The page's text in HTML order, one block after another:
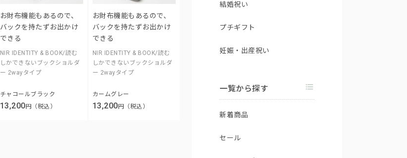
お財布機能もあるので、
バックを持たずお出かけ
できる
NIR IDENTITY & BOOK/読む
しかできないブックショルダ
ー 2wayタイプ
チャコールブラック
13,200円（税込）
お財布機能もあるので、
バックを持たずお出かけ
できる
NIR IDENTITY & BOOK/読む
しかできないブックショルダ
ー 2wayタイプ
カームグレー
13,200円（税込）
結婚祝い
プチギフト
妊娠・出産祝い
一覧から探す
新着商品
セール